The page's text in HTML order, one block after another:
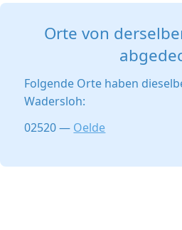
Orte von
Folgende Orte haben
Wadersloh:
02520 — Oelde